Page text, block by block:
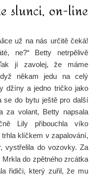
slunci, on-line
už na nás určitě čeká!
ne?“ Betty netrpělivě
jí zavolej, že máme
někam jedu na celý
džíny a jedno tričko jako
se do bytu ještě pro další
za volant, Betty napsala
Lily přibouchla víko
klíčkem v zapalování,
vystřelila do vozovky. Za
do zpětného zrcátka
řidiči, který zuřil, že mu